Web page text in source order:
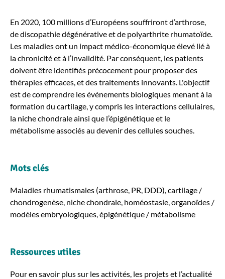
En 2020, 100 millions d’Européens souffriront d’arthrose,
de discopathie dégénérative et de polyarthrite rhumatoïde.
Les maladies ont un impact médico-économique élevé lié à
la chronicité et à l’invalidité. Par conséquent, les patients
doivent être identifiés précocement pour proposer des
thérapies efficaces, et des traitements innovants. L'objectif
est de comprendre les événements biologiques menant à la
formation du cartilage, y compris les interactions cellulaires,
la niche chondrale ainsi que l’épigénétique et le
métabolisme associés au devenir des cellules souches.
Mots clés
Maladies rhumatismales (arthrose, PR, DDD), cartilage /
chondrogenèse, niche chondrale, homéostasie, organoïdes /
modèles embryologiques, épigénétique / métabolisme
Ressources utiles
Pour en savoir plus sur les activités, les projets et l’actualité